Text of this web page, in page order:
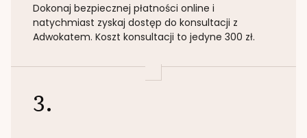
Dokonaj bezpiecznej płatności online i
natychmiast zyskaj dostęp do konsultacji z
Adwokatem. Koszt konsultacji to jedyne 300 zł.
3.